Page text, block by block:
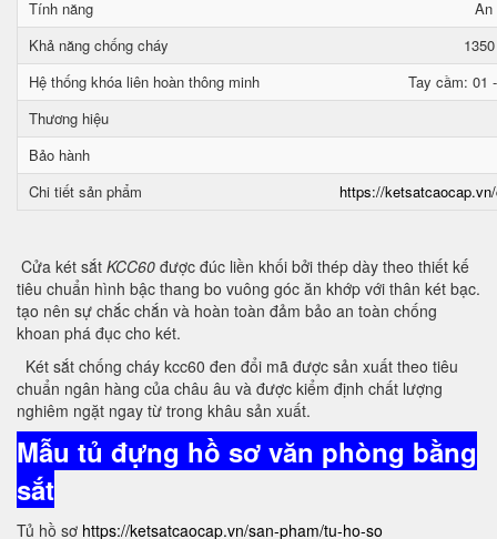
Tính năng
An
Khả năng chống cháy
Hệ thống khóa liên hoàn thông minh
Tay cầm: 01
Thương hiệu
Bảo hành
Chi tiết sản phẩm
https://
Cửa két sắt KCC60 được đúc liền khối bởi thép dày theo thiết kế
tiêu chuẩn hình bậc thang bo vuông góc ăn khớp với thân két bạc.
tạo nên sự chắc chắn và hoàn toàn đảm bảo an toàn chống
khoan phá đục cho két.
Két sắt chống cháy kcc60 đen đổi mã được sản xuất theo tiêu
chuẩn ngân hàng của châu âu và được kiểm định chất lượng
nghiêm ngặt ngay từ trong khâu sản xuất.
Mẫu tủ đựng hồ sơ văn phòng bằng
sắt
Tủ hồ sơ https://ketsatcaocap.vn/san-pham/tu-ho-so